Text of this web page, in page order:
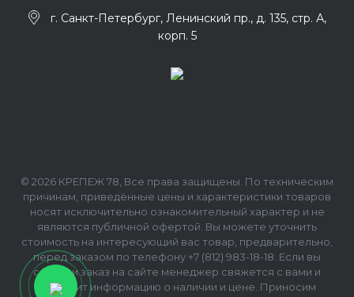
г. Санкт-Петербург, Ленинский пр., д. 135, стр. А,
корп. 5
© 2026 КРЕПЕЖ 78, Все права защищены. По техническим
причинам, приведённые цены и характеристики товаров
носят исключительно ознакомительный характер и не
являются публичной офертой. Вы можете уточнить
стоимость на интересующий вас товар, предварительно,
перед заказом по телефону +7 (812) 983-18-18. Если вы
сделали заказ на сайте менеджер свяжется с вами и
сообщит информацию о наличии и цене. Приносим